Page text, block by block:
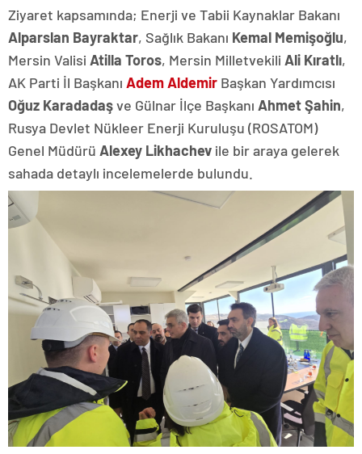
Ziyaret kapsamında; Enerji ve Tabii Kaynaklar Bakanı
Alparslan Bayraktar, Sağlık Bakanı Kemal Memişoğlu,
Mersin Valisi Atilla Toros, Mersin Milletvekili Ali Kıratlı,
AK Parti İl Başkanı Adem Aldemir Başkan Yardımcısı
Oğuz Karadadaşve Gülnar İlçe Başkanı Ahmet Şahin,
Rusya Devlet Nükleer Enerji Kuruluşu (ROSATOM)
Genel Müdürü Alexey Likhachev ile bir araya gelerek
sahada detaylı incelemelerde bulundu.